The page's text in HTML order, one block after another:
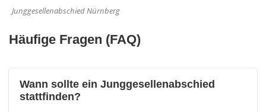
Junggesellenabschied Nürnberg
Häufige Fragen (FAQ)
Wann sollte ein Junggesellenabschied
stattfinden?